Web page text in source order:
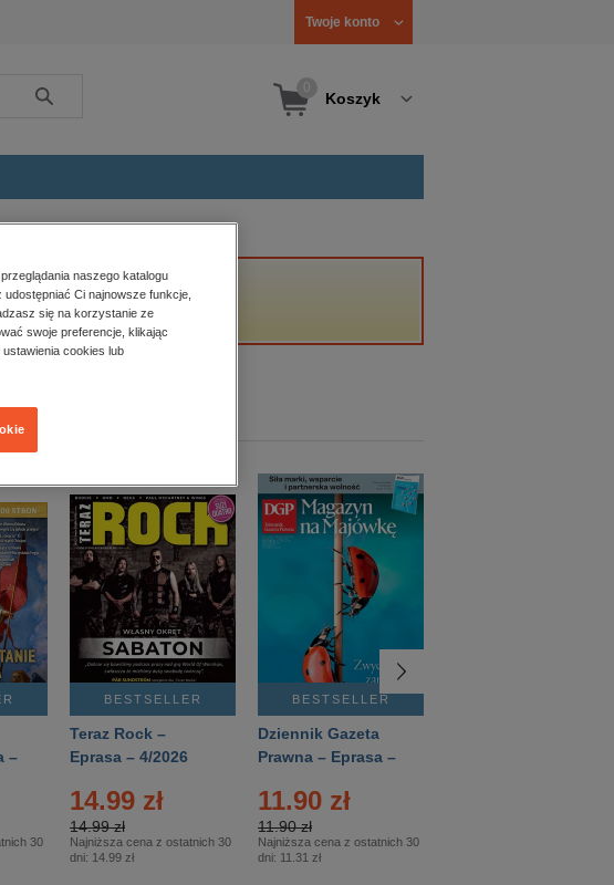
Twoje konto
Szukaj Koszyk
–
30
BESTSELLER
Teraz Rock –
Eprasa – 4/2026
14.99 zł
14.99 zł
Najniższa cena z ostatnich 30
dni: 14.99 zł
BESTSELLER
Dziennik Gazeta
Prawna – Eprasa –
11.90 zł
11.90 zł
Najniższa cena z ostatnich 30
dni: 11.31 zł
naszego katalogu
Ci najnowsze funkcje,
się na korzystanie ze
swoje preferencje, klikając
ustawienia cookies lub